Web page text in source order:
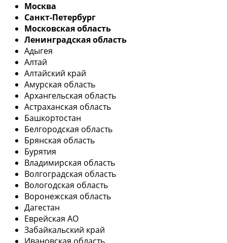
Москва
Санкт-Петербург
Московская область
Ленинградская область
Адыгея
Алтай
Алтайский край
Амурская область
Архангельская область
Астраханская область
Башкортостан
Белгородская область
Брянская область
Бурятия
Владимирская область
Волгоградская область
Вологодская область
Воронежская область
Дагестан
Еврейская АО
Забайкальский край